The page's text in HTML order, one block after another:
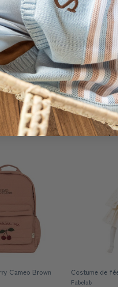
Vous
Cameo Brown Costume de
Fabelab